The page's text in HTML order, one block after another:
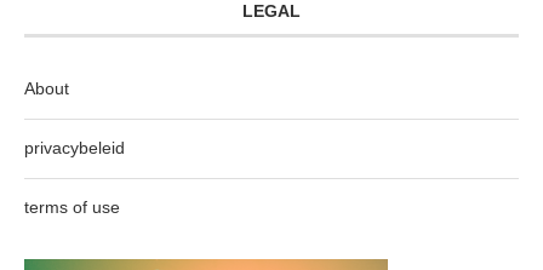
LEGAL
About
privacybeleid
terms of use